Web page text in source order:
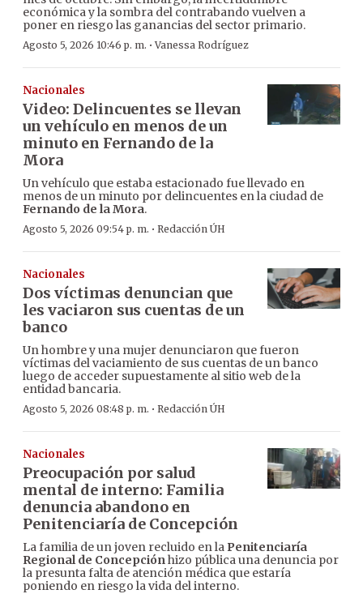
económica y la sombra del contrabando vuelven a
poner en riesgo las ganancias del sector primario.
Agosto 5, 2026 10:46 p. m. ·Vanessa Rodríguez
Nacionales
Video: Delincuentes se llevan
un vehículo en menos de un
minuto en Fernando de la
Mora
Un vehículo que estaba estacionado fue llevado en
menos de un minuto por delincuentes en la ciudad de
Fernando de la Mora.
Agosto 5, 2026 09:54 p. m. · Redacción ÚH
Nacionales
Dos víctimas denuncian que
les vaciaron sus cuentas de un
banco
Un hombre y una mujer denunciaron que fueron
víctimas del vaciamiento de sus cuentas de un banco
luego de acceder supuestamente al sitio web de la
entidad bancaria.
Agosto 5, 2026 08:48 p. m. · Redacción ÚH
Nacionales
Preocupación por salud
mental de interno: Familia
denuncia abandono en
Penitenciaría de Concepción
La familia de un joven recluido en la Penitenciaría
Regional de Concepciónhizo pública una denuncia por
la presunta falta de atención médica que estaría
poniendo en riesgo la vida del interno.